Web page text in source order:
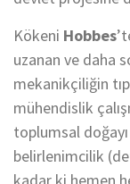
Kökeni Hobbes
uzanan ve daha
mekanikçiliğin
mühendislik
toplumsal
belirlenimcilik